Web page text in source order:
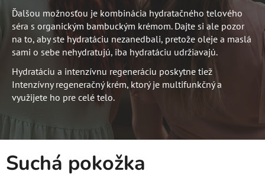
Ďalšou možnosťou je kombinácia hydratačného telového
séra s organickým bambuckým krémom. Dajte si ale pozor
na to, aby ste hydratáciu nezanedbali, pretože oleje a maslá
sami o sebe nehydratujú, iba hydratáciu udržiavajú.
Hydratáciu a intenzívnu regeneráciu poskytne tiež
Intenzívny regeneračný krém, ktorý je multifunkčný a
využijete ho pre celé telo.
Suchá pokožka